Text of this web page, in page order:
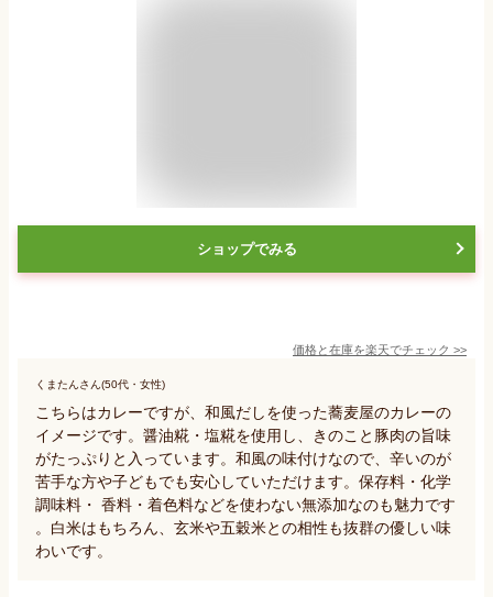
ショップでみる
価格と在庫を楽天でチェック >>
くまたんさん(50代・女性)
こちらはカレーですが、和風だしを使った蕎麦屋のカレーの
イメージです。醤油糀・塩糀を使用し、きのこと豚肉の旨味
がたっぷりと入っています。和風の味付けなので、辛いのが
苦手な方や子どもでも安心していただけます。保存料・化学
調味料・ 香料・着色料などを使わない無添加なのも魅力です
。白米はもちろん、玄米や五穀米との相性も抜群の優しい味
わいです。